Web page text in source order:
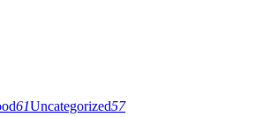
61Uncategorized57